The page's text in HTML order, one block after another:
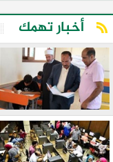
أخبار تهمك